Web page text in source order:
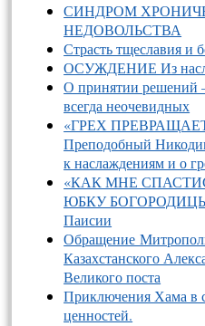
СИНДРОМ
НЕДОВОЛЬСТВА
Страсть тщеславия и
ОСУЖДЕНИЕ Из
О принятии решений
всегда неочевидных
«ГРЕХ
Преподобный
к наслаждениям и о
«КАК МНЕ
ЮБКУ БОГОРОДИЦЫ»
Паисии
Обращение
Казахстанского
Великого поста
Приключения Хама в
ценностей.